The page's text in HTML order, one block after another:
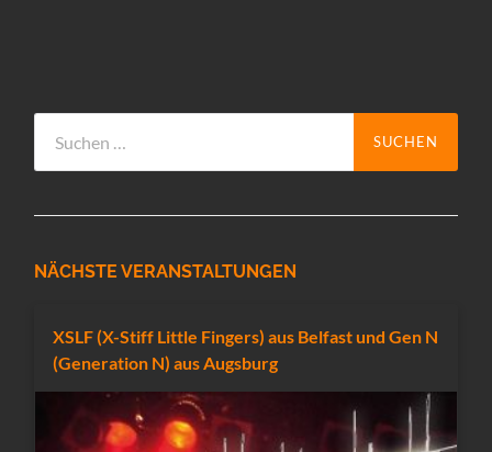
nach:
NÄCHSTE VERANSTALTUNGEN
XSLF (X-Stiff Little Fingers) aus Belfast und Gen N
(Generation N) aus Augsburg